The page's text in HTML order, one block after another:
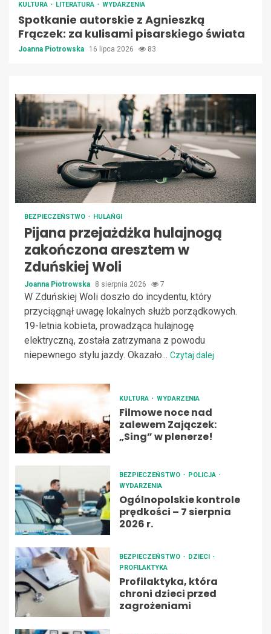
KULTURA LITERATURA WYDARZENIA
Spotkanie autorskie z Agnieszką
Frączek: za kulisami pisarskiego świata
Joanna Piotrowska 16 lipca 2026 83
BEZPIECZEŃSTWO HULAŃGI
Pijana przejażdżka hulajnogą
zakończona aresztem w
Zduńskiej Woli
Joanna Piotrowska 8 sierpnia 2026 7
W Zduńskiej Woli doszło do incydentu, który
przyciągnął uwagę lokalnych służb porządkowych.
19-letnia kobieta, prowadząca hulajnogę
elektryczną, została zatrzymana z powodu
niepewnego stylu jazdy. Okazało... Czytaj dalej
KULTURA WYDARZENIA
Filmowe noce nad
zalewem Zajączek:
„Sing” w plenerze!
BEZPIECZEŃSTWO
POLICJA
WYDARZENIA
Ogólnopolskie kontrole
prędkości – 7 sierpnia
2026 r.
BEZPIECZEŃSTWO
DZIECI
PROFILAKTYKA
Profilaktyka, która
chroni dzieci przed
zagrożeniami